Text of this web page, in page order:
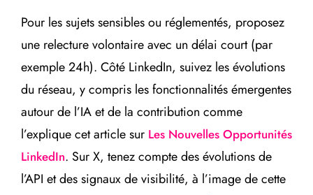
Pour les sujets sensibles ou réglementés, proposez
une relecture volontaire avec un délai court (par
exemple 24h). Côté LinkedIn, suivez les évolutions
du réseau, y compris les fonctionnalités émergentes
autour de l’IA et de la contribution comme
l’explique cet article sur Les Nouvelles Opportunités
LinkedIn. Sur X, tenez compte des évolutions de
l’API et des signaux de visibilité, à l’image de cette